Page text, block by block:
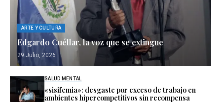
ARTE Y CULTURA
Edgardo Cuéllar, la voz que se extingue
29 Julio, 2026
SALUD MENTAL
«sisifemia»: desgaste por exceso de trabajo en
ambientes hipercompetitivos sin recompensa